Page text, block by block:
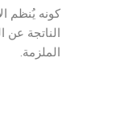
كونه يُنظم
الناتجة عن
الملزمة.